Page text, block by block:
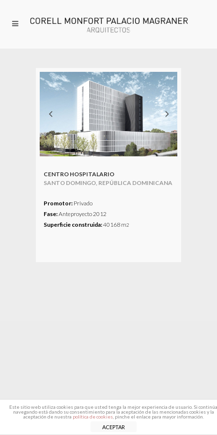
CENTRO HOSPITALARIO
SANTO DOMINGO, REPÚBLICA DOMINICANA
Promotor: Privado
Fase:Anteproyecto 2012
Superficie construida:40168 m2
Este sitio web utiliza cookies para que usted tenga la mejor experiencia de usuario. Si continúa
navegando está dando su consentimiento para la aceptación de las mencionadas cookies y la
aceptación de nuestra política de cookies, pinche el enlace para mayor información.
ACEPTAR